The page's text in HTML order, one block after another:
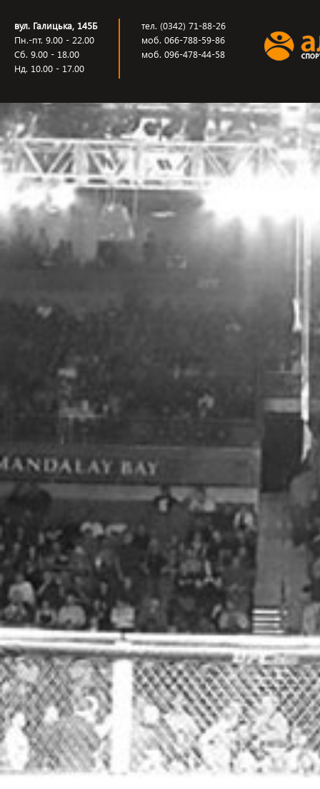
вул. Галицька, 145Б
Пн.-пт. 9.00 - 22.00
Сб. 9.00 - 18.00
Нд. 10.00 - 17.00
тел. (0342) 71-88-26
моб. 066-788-59-86
моб. 096-478-44-58